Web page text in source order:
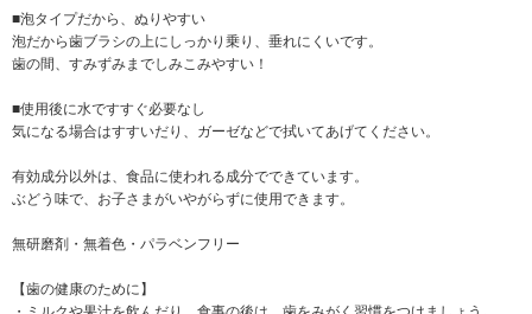
■泡タイプだから、ぬりやすい
泡だから歯ブラシの上にしっかり乗り、垂れにくいです。
歯の間、すみずみまでしみこみやすい！
■使用後に水ですすぐ必要なし
気になる場合はすすいだり、ガーゼなどで拭いてあげてください。
有効成分以外は、食品に使われる成分でできています。
ぶどう味で、お子さまがいやがらずに使用できます。
無研磨剤・無着色・パラベンフリー
【歯の健康のために】